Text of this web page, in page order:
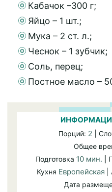
Кабачок –300 г;
Яйцо – 1 шт.;
Мука – 2 ст. л.;
Чеснок – 1 зубчик;
Соль, перец;
Постное масло –
Порций: 2 |
Общее
Подготовка 10 мин. |
Кухня Европейская|
Дата